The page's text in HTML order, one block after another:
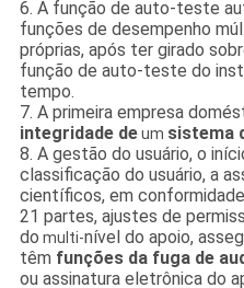
6. A função de auto-teste
funções de desempenho
próprias, após ter girado
função de auto-teste do
tempo.
7. A primeira empresa
integridade deum sistema
8. A gestão do usuário, o
classificação do usuário, a
científicos, em
21 partes, ajustes de
do multi-nível do apoio,
têm funções da fuga de
ou assinatura eletrônica do